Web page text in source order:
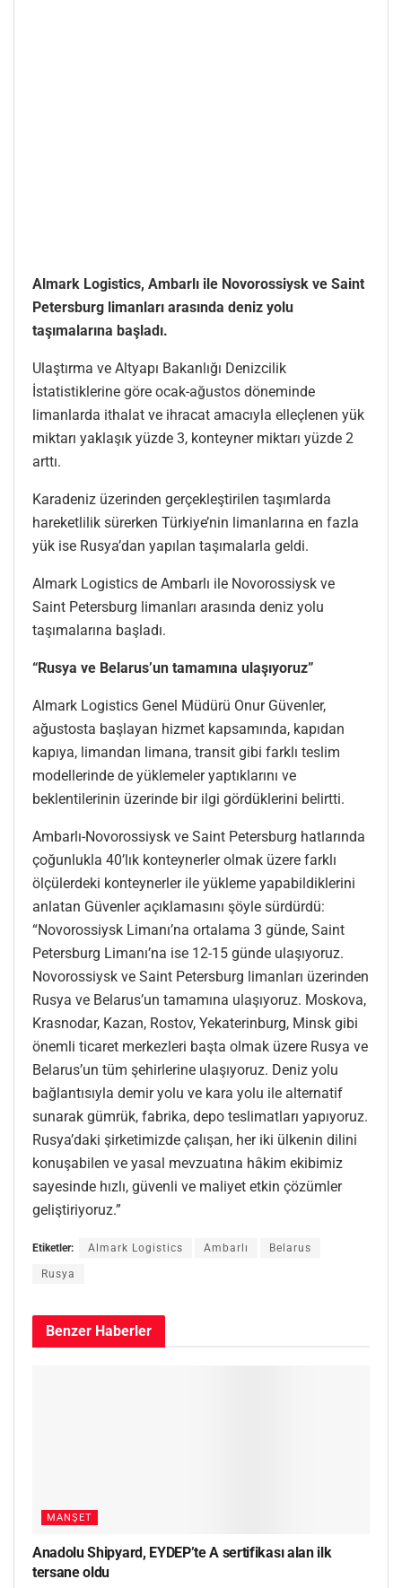
Almark Logistics, Ambarlı ile Novorossiysk ve Saint
Petersburg limanları arasında deniz yolu
taşımalarına başladı.
Ulaştırma ve Altyapı Bakanlığı Denizcilik
İstatistiklerine göre ocak-ağustos döneminde
limanlarda ithalat ve ihracat amacıyla elleçlenen yük
miktarı yaklaşık yüzde 3, konteyner miktarı yüzde 2
arttı.
Karadeniz üzerinden gerçekleştirilen taşımlarda
hareketlilik sürerken Türkiye’nin limanlarına en fazla
yük ise Rusya’dan yapılan taşımalarla geldi.
Almark Logistics de Ambarlı ile Novorossiysk ve
Saint Petersburg limanları arasında deniz yolu
taşımalarına başladı.
“Rusya ve Belarus’un tamamına ulaşıyoruz”
Almark Logistics Genel Müdürü Onur Güvenler,
ağustosta başlayan hizmet kapsamında, kapıdan
kapıya, limandan limana, transit gibi farklı teslim
modellerinde de yüklemeler yaptıklarını ve
beklentilerinin üzerinde bir ilgi gördüklerini belirtti.
Ambarlı-Novorossiysk ve Saint Petersburg hatlarında
çoğunlukla 40’lık konteynerler olmak üzere farklı
ölçülerdeki konteynerler ile yükleme yapabildiklerini
anlatan Güvenler açıklamasını şöyle sürdürdü:
“Novorossiysk Limanı’na ortalama 3 günde, Saint
Petersburg Limanı’na ise 12-15 günde ulaşıyoruz.
Novorossiysk ve Saint Petersburg limanları üzerinden
Rusya ve Belarus’un tamamına ulaşıyoruz. Moskova,
Krasnodar, Kazan, Rostov, Yekaterinburg, Minsk gibi
önemli ticaret merkezleri başta olmak üzere Rusya ve
Belarus’un tüm şehirlerine ulaşıyoruz. Deniz yolu
bağlantısıyla demir yolu ve kara yolu ile alternatif
sunarak gümrük, fabrika, depo teslimatları yapıyoruz.
Rusya’daki şirketimizde çalışan, her iki ülkenin dilini
konuşabilen ve yasal mevzuatına hâkim ekibimiz
sayesinde hızlı, güvenli ve maliyet etkin çözümler
geliştiriyoruz.”
Etiketler: Almark Logistics Ambarlı Belarus
Rusya
Benzer Haberler
MANŞET
Anadolu Shipyard, EYDEP’te A sertifikası alan ilk
tersane oldu